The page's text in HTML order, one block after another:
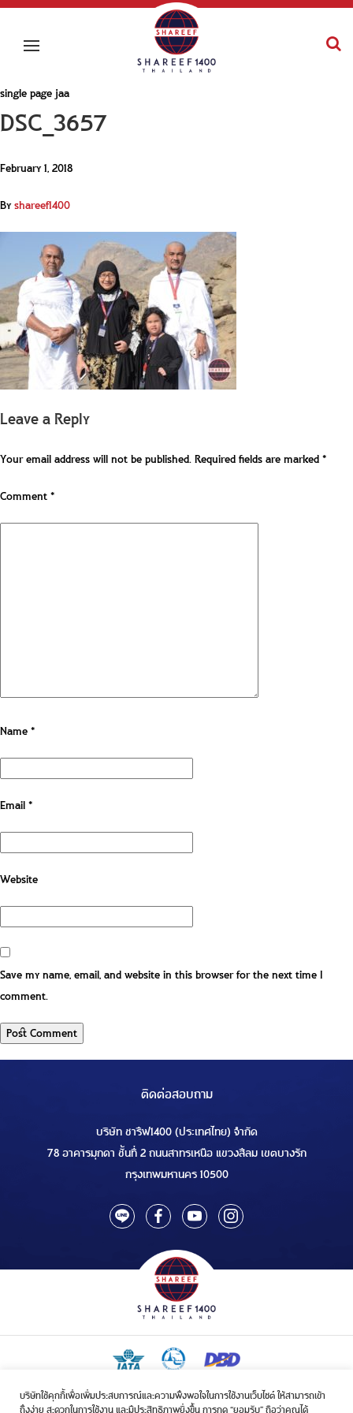
บริษัทใช้คุกกี้เพื่อเพิ่มประสบการณ์และความพึงพอใจในการใช้งานเว็บไซต์ ให้สามารถเข้า
ถึงง่าย สะดวกในการใช้งาน และมีประสิทธิภาพยิ่งขึ้น การกด “ยอมรับ” ถือว่าคุณได้
single page jaa
DSC_3657
February 1, 2018
Byshareef1400
Leave a Reply
Your email address will not be published.Required fields are marked*
Comment*
Name*
Email*
Website
Save my name, email, and website in this browser for the next time I
comment.
ติดต่อสอบถาม
บริษัท ชารีฟ1400 (ประเทศไทย) จำกัด
78 อาคารมุกดา ชั้นที่ 2 ถนนสาทรเหนือ แขวงสีลม เขตบางรัก
กรุงเทพมหานคร 10500
ใบอนุญาตเป็นผู้ประกอบกิจการรับจัดบริการขนส่งในกิจการฮัจย์เลขที่ 1/2568